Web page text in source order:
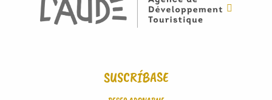
SUSCRÍBASE